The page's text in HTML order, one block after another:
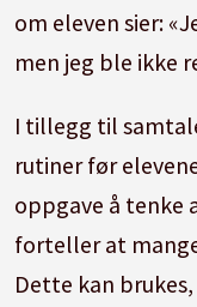
om eleven sier:
men jeg ble ikke
I tillegg til
rutiner før
oppgave å tenke
forteller at
Dette kan